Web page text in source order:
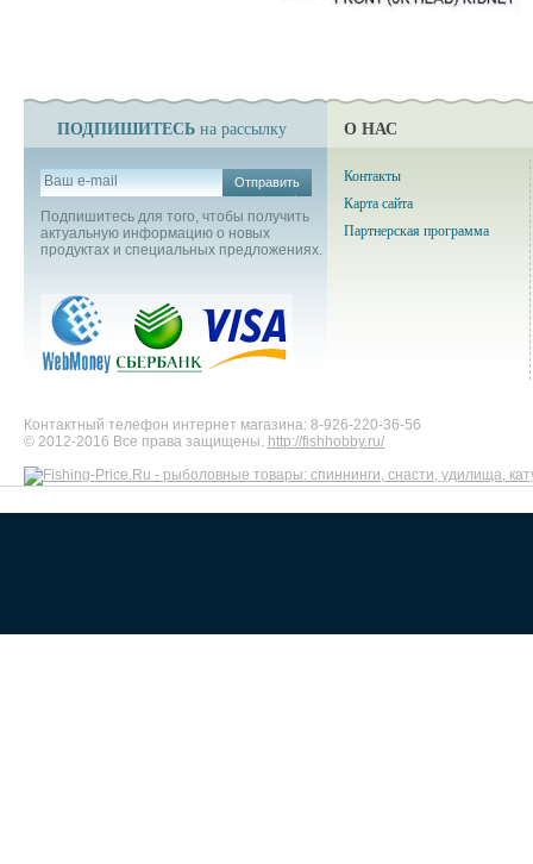
ПОДПИШИТЕСЬ на рассылку
Отправить
Подпишитесь для того, чтобы получить
актуальную информацию о новых
продуктах и специальных предложениях.
О НАС
Контакты
Карта сайта
Партнерская программа
Контактный телефон интернет магазина: 8-926-220-36-56
© 2012-2016 Все права защищены. http://fishhobby.ru/